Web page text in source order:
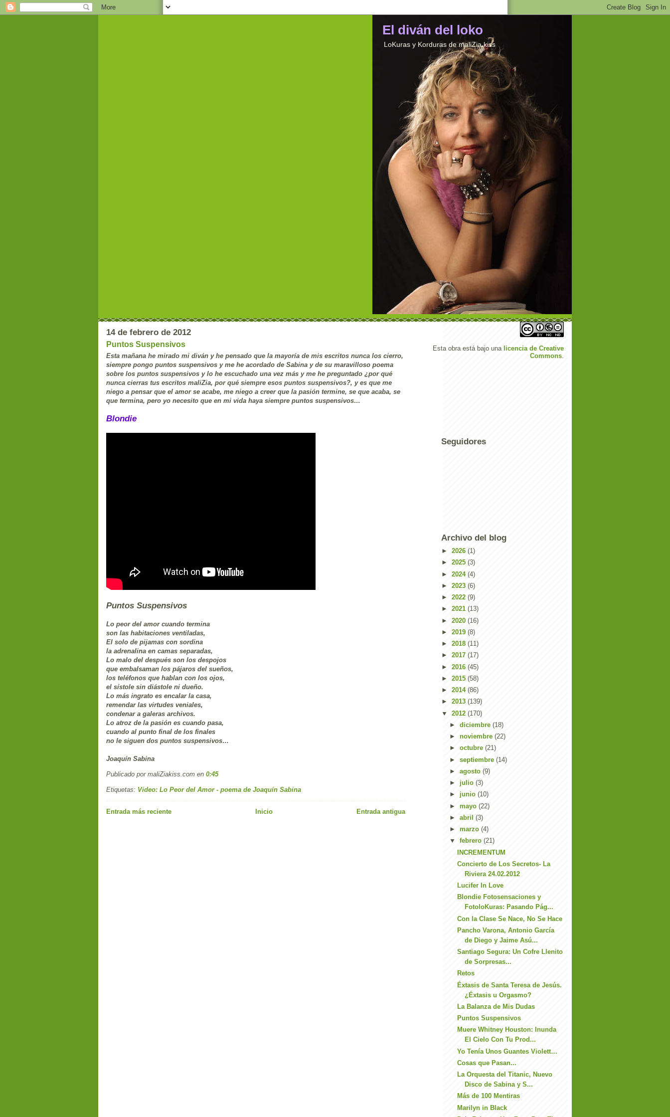
El diván del loko
LoKuras y Korduras de maliZia kiss
14 de febrero de 2012
Puntos Suspensivos
Esta mañana he mirado mi diván y he pensado que la mayoría de mis escritos nunca los cierro,
siempre pongo puntos suspensivos y me he acordado de Sabina y de su maravilloso poema
sobre los puntos suspensivos y lo he escuchado una vez más y me he preguntado ¿por qué
nunca cierras tus escritos maliZia, por qué siempre esos puntos suspensivos?, y es que me
niego a pensar que el amor se acabe, me niego a creer que la pasión termine, se que acaba, se
que termina, pero yo necesito que en mi vida haya siempre puntos suspensivos…
Blondie
Puntos Suspensivos
Lo peor del amor cuando termina
son las habitaciones ventiladas,
El solo de pijamas con sordina
la adrenalina en camas separadas,
Lo malo del después son los despojos
que embalsaman los pájaros del sueños,
los teléfonos que hablan con los ojos,
el sístole sin diástole ni dueño.
Lo más ingrato es encalar la casa,
remendar las virtudes veniales,
condenar a galeras archivos.
Lo atroz de la pasión es cuando pasa,
cuando al punto final de los finales
no le siguen dos puntos suspensivos…
Joaquín Sabina
Publicado por maliZiakiss.com en 0:45
Etiquetas: Video: Lo Peor del Amor - poema de Joaquín Sabina
Entrada más reciente Entrada antigua
Inicio
Esta obra está bajo una licencia de Creative
Commons.
Seguidores
Archivo del blog
► 2026 (1)
► 2025 (3)
► 2024 (4)
► 2023 (6)
► 2022 (9)
► 2021 (13)
► 2020 (16)
► 2019 (8)
► 2018 (11)
► 2017 (17)
► 2016 (45)
► 2015 (58)
► 2014 (86)
► 2013 (139)
▼ 2012 (170)
► diciembre (18)
► noviembre (22)
► octubre (21)
► septiembre (14)
► agosto (9)
► julio (3)
► junio (10)
► mayo (22)
► abril (3)
► marzo (4)
▼ febrero (21)
INCREMENTUM
Concierto de Los Secretos- La
Riviera 24.02.2012
Lucifer In Love
Blondie Fotosensaciones y
FotoloKuras: Pasando Pág...
Con la Clase Se Nace, No Se Hace
Pancho Varona, Antonio García
de Diego y Jaime Asú...
Santiago Segura: Un Cofre Llenito
de Sorpresas...
Retos
Éxtasis de Santa Teresa de Jesús.
¿Éxtasis u Orgasmo?
La Balanza de Mis Dudas
Puntos Suspensivos
Muere Whitney Houston: Inunda
El Cielo Con Tu Prod...
Yo Tenía Unos Guantes Violett…
Cosas que Pasan...
La Orquesta del Titanic, Nuevo
Disco de Sabina y S...
Más de 100 Mentiras
Marilyn in Black